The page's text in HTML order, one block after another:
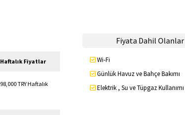
Haftalık Fiyatlar
98,000 TRY Haftalık
Fiyata Dahil Olanlar
Wi-Fi
Günlük Havuz ve Bahçe Bakımı
Elektrik , Su ve Tüpgaz Kullanımı